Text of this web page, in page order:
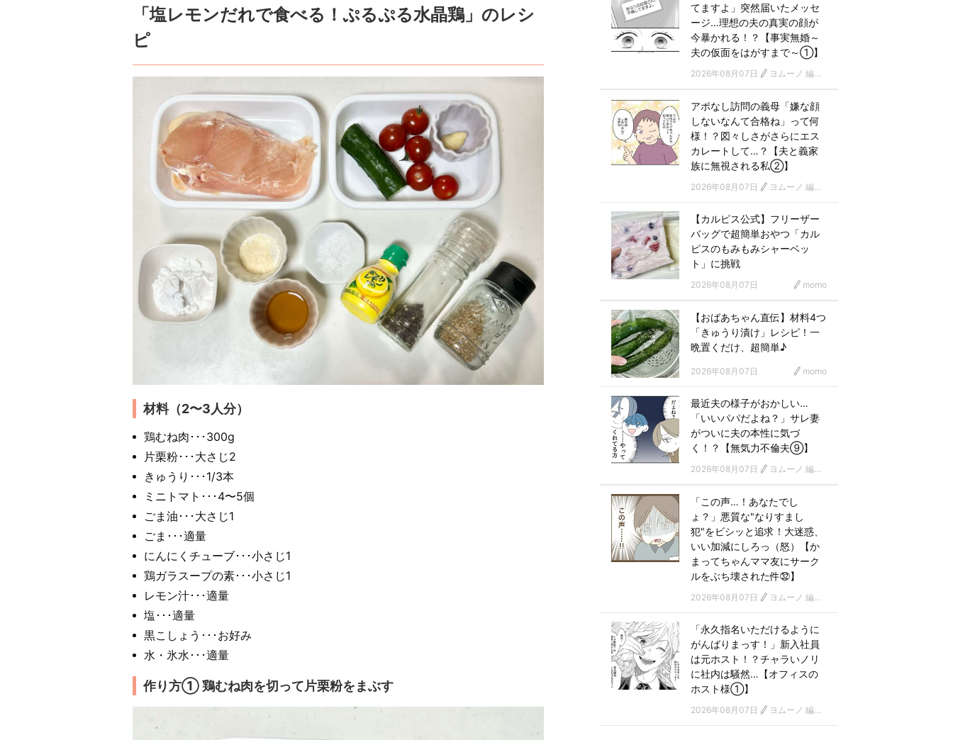
「塩レモンだれで食べる！ぷるぷる水晶鶏」のレシ
ピ
材料（2〜3人分）
鶏むね肉･･･300g
片栗粉･･･大さじ2
きゅうり･･･1/3本
ミニトマト･･･4〜5個
ごま油･･･大さじ1
ごま･･･適量
にんにくチューブ･･･小さじ1
鶏ガラスープの素･･･小さじ1
レモン汁･･･適量
塩･･･適量
黒こしょう･･･お好み
水・氷水･･･適量
作り方① 鶏むね肉を切って片栗粉をまぶす
てますよ」突然届いたメッセ
ージ…理想の夫の真実の顔が
今暴かれる！？【事実無婚～
夫の仮面をはがすまで～①】
2026年08月07日 ヨムーノ 編集部 漫画チーム
アポなし訪問の義母「嫌な顔
しないなんて合格ね」って何
様！？図々しさがさらにエス
カレートして…？【夫と義家
族に無視される私②】
2026年08月07日 ヨムーノ 編集部 漫画チーム
【カルピス公式】フリーザー
バッグで超簡単おやつ「カル
ピスのもみもみシャーベッ
ト」に挑戦
2026年08月07日 momo
【おばあちゃん直伝】材料4つ
「きゅうり漬け」レシピ！一
晩置くだけ、超簡単♪
2026年08月07日 momo
最近夫の様子がおかしい…
「いいパパだよね？」サレ妻
がついに夫の本性に気づ
く！？【無気力不倫夫⑨】
2026年08月07日 ヨムーノ 編集部 漫画チーム
「この声…！あなたでし
ょ？」悪質な"なりすまし
犯"をビシッと追求！大迷惑、
いい加減にしろっ（怒）【か
まってちゃんママ友にサーク
ルをぶち壊された件㉜】
2026年08月07日 ヨムーノ 編集部 漫画チーム
「永久指名いただけるように
がんばりまっす！」新入社員
は元ホスト！？チャラいノリ
に社内は騒然…【オフィスの
ホスト様①】
2026年08月07日 ヨムーノ 編集部 漫画チーム